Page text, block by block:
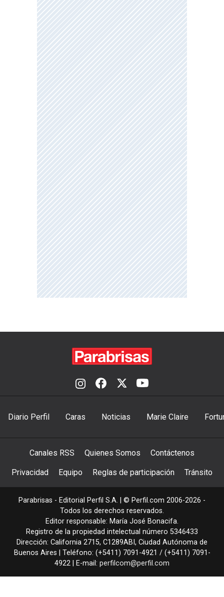
Diario Perfil Caras Noticias Marie Claire
Canales RSS Quienes Somos Contáctenos
Privacidad Equipo Reglas de participación Tránsito
Parabrisas - Editorial Perfil S.A. | © Perfil.com 2006-2026 -
Todos los derechos reservados.
Editor responsable: María José Bonacifa.
Registro de la propiedad intelectual número 5346433
Dirección: California 2715, C1289ABI , Ciudad Autónoma de
Buenos Aires | Teléfono: (+5411) 7091-4921 / (+5411) 7091-
4922 | E-mail: perfilcom@perfil.com